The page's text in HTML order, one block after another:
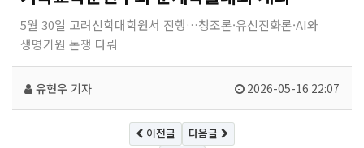
5월 30일 고려신학대학원서 진행…창조론·유신진화론·AI와
생명기원 논쟁 다뤄
유현우 기자 2026-05-16 22:07
이전글
다음글